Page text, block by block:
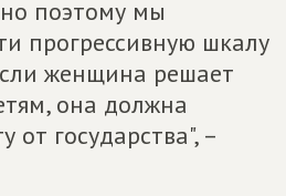
поэтому мы
прогрессивную шкалу
женщина решает
она должна
от государства", –